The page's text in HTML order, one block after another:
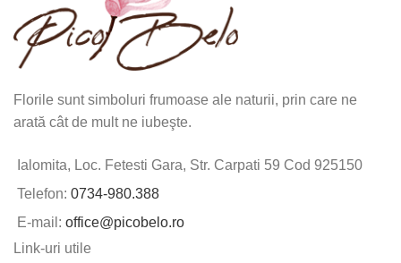
Florile sunt simboluri frumoase ale naturii, prin care ne
arată cât de mult ne iubeşte.
Ialomita, Loc. Fetesti Gara, Str. Carpati 59 Cod 925150
Telefon: 0734-980.388
E-mail: office@picobelo.ro
Link-uri utile